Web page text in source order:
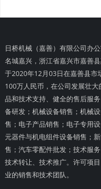
日桥机械（嘉善）有限公司办
名城嘉兴，浙江省嘉兴市嘉善
于2020年12月03日在嘉善县市
100万人民币，在公司发展壮
品和技术支持、健全的售后服
备研发；机械设备销售；机械
售；电子产品销售；电子专用
元器件与机电组件设备销售；
售；汽车零配件批发；技术服
技术转让、技术推广。许可项
业的销售和技术团队。